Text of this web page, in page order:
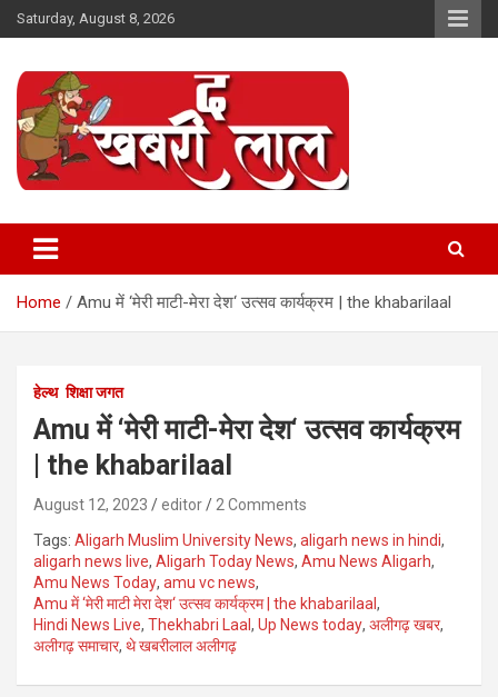
Skip
to
Saturday, August 8, 2026
The Khabri Laal
Online News Portal
Home Amu में ‘मेरी माटी-मेरा देश‘ उत्सव कार्यक्रम | the khabarilaal
हेल्थ शिक्षा जगत
Amu में ‘मेरी माटी-मेरा देश‘ उत्सव कार्यक्रम
| the khabarilaal
August 12, 2023 editor
2 Comments
Tags: Aligarh Muslim University News, aligarh news in hindi,
aligarh news live, Aligarh Today News, Amu News Aligarh,
Amu News Today, amu vc news,
Amu में ‘मेरी माटी मेरा देश‘ उत्सव कार्यक्रम | the khabarilaal ,
Hindi News Live, Thekhabri Laal , Up News today, अलीगढ़ खबर,
अलीगढ़ समाचार, थे खबरीलाल अलीगढ़